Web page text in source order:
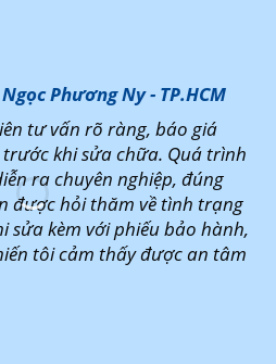
Phương Ny - TP.HCM
tư vấn rõ ràng, báo giá
khi sửa chữa. Quá trình
ra chuyên nghiệp, đúng
được hỏi thăm về tình trạng
sửa kèm với phiếu bảo hành,
tôi cảm thấy được an tâm